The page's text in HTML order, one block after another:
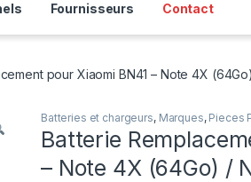
Fournisseurs Contact
pour Xiaomi BN41 – Note 4X
Batteries et chargeurs, Marques, Pieces
Batterie
– Note 4X (64Go) /